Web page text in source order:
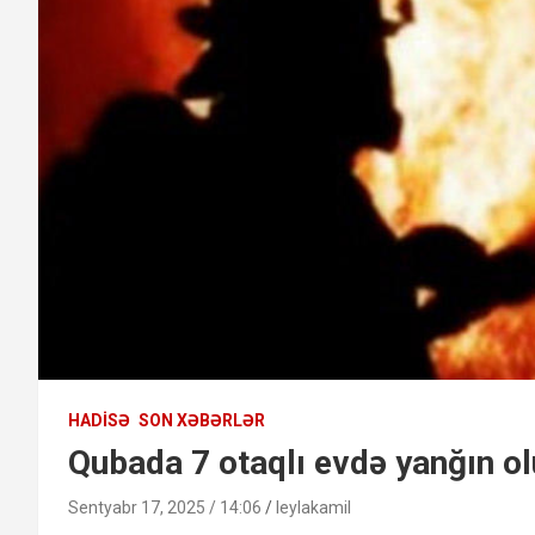
HADISƏ SON XƏBƏRLƏR
Qubada 7 otaqlı evdə yanğın
Sentyabr 17, 2025 / 14:06 leylakamil